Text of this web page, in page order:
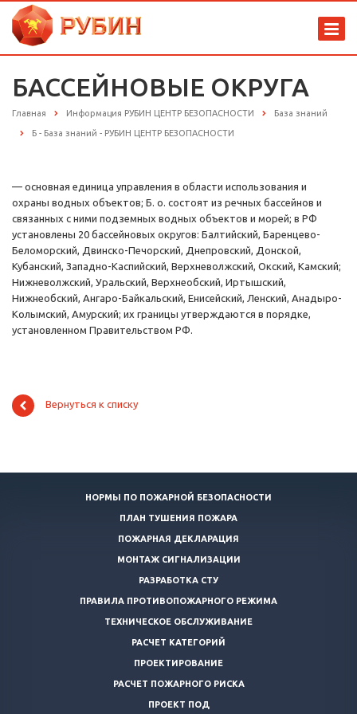
БАССЕЙНОВЫЕ ОКРУГА
Главная Информация РУБИН ЦЕНТР БЕЗОПАСНОСТИ База знаний
Б - База знаний - РУБИН ЦЕНТР БЕЗОПАСНОСТИ
— основная единица управления в области использования и
охраны водных объектов; Б. о. состоят из речных бассейнов и
связанных с ними подземных водных объектов и морей; в РФ
установлены 20 бассейновых округов: Балтийский, Баренцево-
Беломорский, Двинско-Печорский, Днепровский, Донской,
Кубанский, Западно-Каспийский, Верхневолжский, Окский, Камский;
Нижневолжский, Уральский, Верхнеобский, Иртышский,
Нижнеобский, Ангаро-Байкальский, Енисейский, Ленский, Анадыро-
Колымский, Амурский; их границы утверждаются в порядке,
установленном Правительством РФ.
Вернуться к списку
НОРМЫ ПО ПОЖАРНОЙ БЕЗОПАСНОСТИ
ПЛАН ТУШЕНИЯ ПОЖАРА
ПОЖАРНАЯ ДЕКЛАРАЦИЯ
МОНТАЖ СИГНАЛИЗАЦИИ
РАЗРАБОТКА СТУ
ПРАВИЛА ПРОТИВОПОЖАРНОГО РЕЖИМА
ТЕХНИЧЕСКОЕ ОБСЛУЖИВАНИЕ
РАСЧЕТ КАТЕГОРИЙ
ПРОЕКТИРОВАНИЕ
РАСЧЕТ ПОЖАРНОГО РИСКА
ПРОЕКТ ПОД